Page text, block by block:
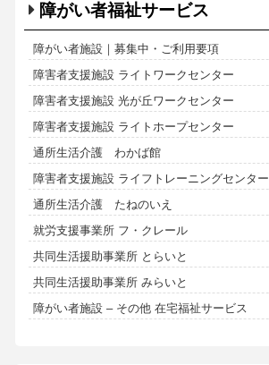
障がい者福祉サービス
障がい者施設｜募集中・ご利用要項
障害者支援施設 ライトワークセンター
障害者支援施設 光が丘ワークセンター
障害者支援施設 ライトホープセンター
通所生活介護 わかば館
障害者支援施設 ライフトレーニングセンター
通所生活介護 たねのいえ
就労支援事業所 フ・クレール
共同生活援助事業所 とらいと
共同生活援助事業所 みらいと
障がい者施設 – その他 在宅福祉サービス